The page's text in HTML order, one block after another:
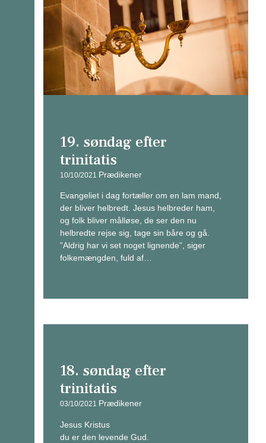
19. søndag efter
trinitatis
10/10/2021 Prædikener
Evangeliet i dag fortæller om en lam mand,
der bliver helbredt. Jesus helbreder ham,
og folk bliver målløse, de ser den nu
helbredte rejse sig, tage sin båre og gå.
”Aldrig har vi set noget lignende”, siger
folkemængden, fuld af…
18. søndag efter
trinitatis
03/10/2021 Prædikener
Jesus Kristus
du er den levende Gud.